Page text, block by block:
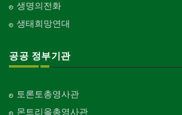
생명의전화
생태희망연대
공공 정부기관
토론토총영사관
몬트리올총영사관